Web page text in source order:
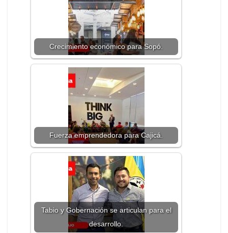
Crecimiento económico para Sopó.
Fuerza emprendedora para Cajicá.
Tabio y Gobernación se articulan para el
desarrollo.